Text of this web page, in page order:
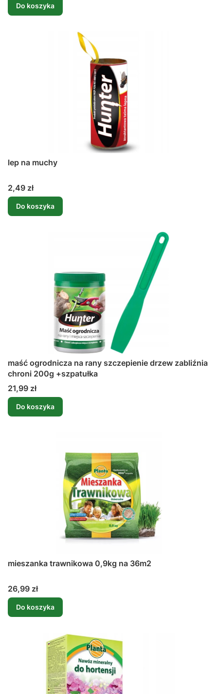
Do koszyka
lep na muchy
Cena
2,49 zł
Do koszyka
maść ogrodnicza na rany szczepienie drzew zabliźnia
chroni 200g +szpatułka
Cena
21,99 zł
Do koszyka
mieszanka trawnikowa 0,9kg na 36m2
Cena
26,99 zł
Do koszyka